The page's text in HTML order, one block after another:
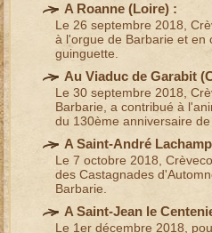
A Roanne (Loire) :
Le 26 septembre 2018,
à l'orgue de Barbarie et en
guinguette.
Au Viaduc de Garabit (
Le 30 septembre 2018,
Barbarie, a contribué à l'
du 130ème anniversaire
A Saint-André
Le 7 octobre 2018,
des Castagnades
Barbarie.
A Saint-Jean le
Le 1er décembre 2018,